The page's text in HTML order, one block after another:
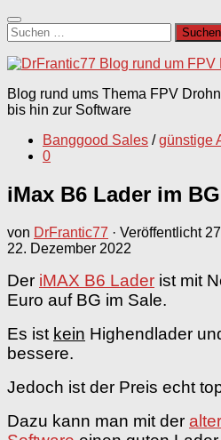
Suchen
nach:
Blog rund ums Thema FPV
bis hin zur Software
Banggood Sales / günstige
0
iMax B6 Lader im
von DrFrantic77 · Veröffentlicht
22. Dezember 2022
Der iMAX B6 Lader ist mit
Euro auf BG im Sale.
Es ist kein Highendlader
bessere.
Jedoch ist der Preis echt
Dazu kann man mit der